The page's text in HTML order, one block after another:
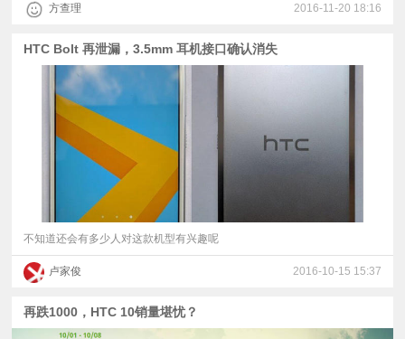
方查理 2016-11-20 18:16
HTC Bolt 再泄漏，3.5mm 耳机接口确认消失
不知道还会有多少人对这款机型有兴趣呢
卢家俊 2016-10-15 15:37
再跌1000，HTC 10销量堪忧？